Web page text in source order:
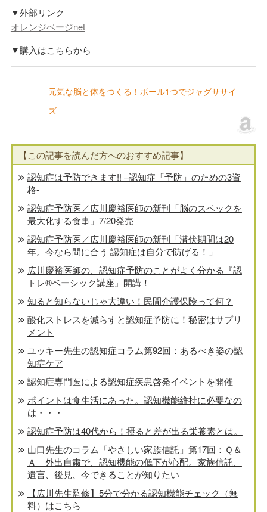
▼外部リンク
オレンジページnet
▼購入はこちらから
元気な脳と体をつくる！ボール1つでジャグササイ
ズ
【この記事を読んだ方へのおすすめ記事】
認知症は予防できます!! –認知症「予防」のための3資
格-
認知症予防医／広川慶裕医師の新刊「脳のスペックを
最大化する食事」7/20発売
認知症予防医／広川慶裕医師の新刊「潜伏期間は20
年。今なら間に合う 認知症は自分で防げる！」
広川慶裕医師の、認知症予防のことがよく分かる『認
トレ®️ベーシック講座』開講！
知ると知らないじゃ大違い！民間介護保険って何？
酸化ストレスを減らすと認知症予防に！秘密はサプリ
メント
ユッキー先生の認知症コラム第92回：あるべき姿の認
知症ケア
認知症専門医による認知症疾患啓発イベントを開催
ポイントは食生活にあった。認知機能維持に必要なの
は・・・
認知症予防は40代から！摂ると差が出る栄養素とは。
山口先生のコラム「やさしい家族信託」第17回：Ｑ＆
Ａ 外出自粛で、認知機能の低下が心配。家族信託、
遺言、後見、今できることが知りたい
【広川先生監修】5分で分かる認知機能チェック（無
料）はこちら